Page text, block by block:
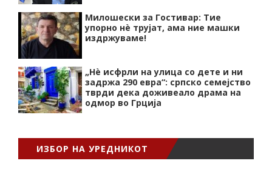
Милошески за Гостивар: Тие
упорно нѐ трујат, ама ние машки
издржуваме!
„Нѐ исфрли на улица со дете и ни
задржа 290 евра“: српско семејство
тврди дека доживеало драма на
одмор во Грција
ИЗБОР НА УРЕДНИКОТ